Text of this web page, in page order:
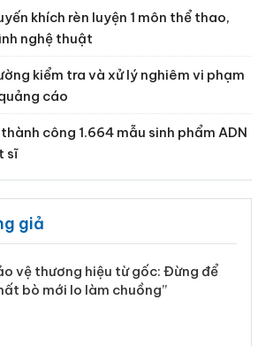
khích rèn luyện 1 môn thể thao,
nghệ thuật
kiểm tra và xử lý nghiêm vi phạm
cáo
công 1.664 mẫu sinh phẩm ADN
sĩ
giả
vệ thương hiệu từ gốc: Đừng để
bò mới lo làm chuồng”